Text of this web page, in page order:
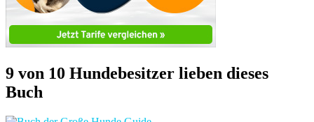
9 von 10 Hundebesitzer lieben dieses
Buch